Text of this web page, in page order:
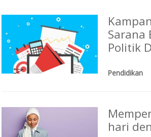
Sarana
Politik
Pendidikan
hari